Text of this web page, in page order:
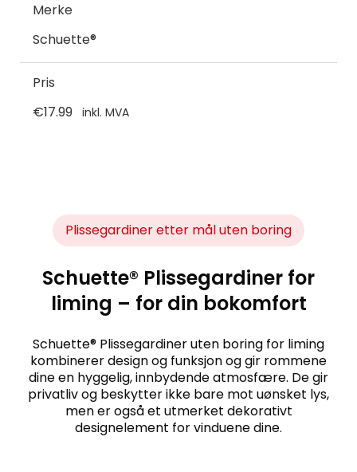
Merke
Schuette®
Pris
€17.99 inkl. MVA
Plissegardiner etter mål uten boring
Schuette® Plissegardiner for
liming – for din bokomfort
Schuette® Plissegardiner uten boring for liming
kombinerer design og funksjon og gir rommene
dine en hyggelig, innbydende atmosfære. De gir
privatliv og beskytter ikke bare mot uønsket lys,
men er også et utmerket dekorativt
designelement for vinduene dine.